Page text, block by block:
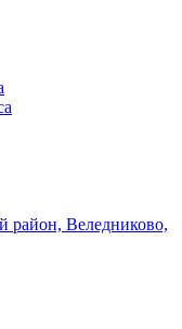
район, Веледниково,